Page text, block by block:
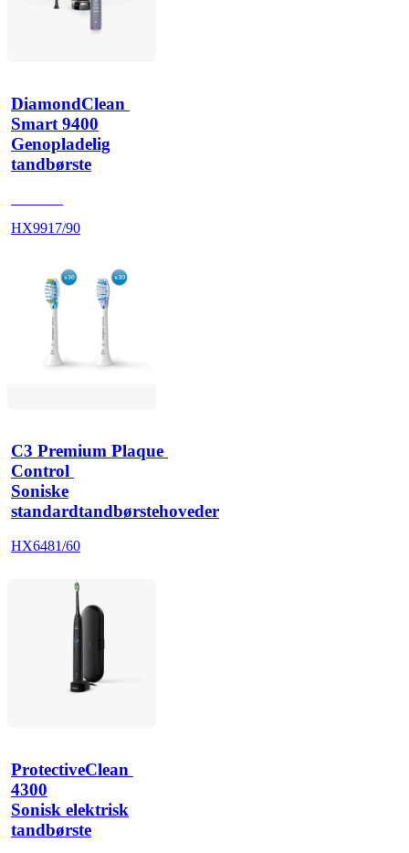
DiamondClean
Smart 9400
Genopladelig
tandbørste
HX9917/90
C3 Premium Plaque
Control
Soniske
standardtandbørstehoveder
HX6481/60
ProtectiveClean
4300
Sonisk elektrisk
tandbørste